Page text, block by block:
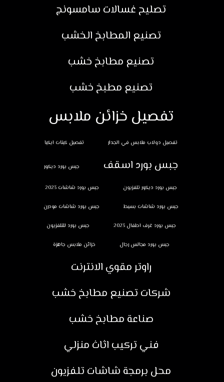
تصليح غسالات سامسونج
تصنيع المطابخ الخشب
تصنيع مطابخ خشب
تصنيع مطبخ خشب
تفصيل خزائن ملابس
تفصيل دولاب ملابس في الجدار تفصيل كبتات ايكيا
جبس بورد اسقف جبس بورد ديكور
جبس بورد ديكور تلفزيون جبس بورد شاشات 2023
جبس بورد شاشات بسيط جبس بورد شاشات مودرن
جبس بورد غرف اطفال 2023 جبس بورد للتلفزيون
جبس بورد مجالس رجال خزائن ملابس جاهزة
راوتر مقوي الانترنت
شركات تصنيع مطابخ خشب
صناعة مطابخ خشب
فني تركيب اثاث منزلي
محل برمجة شاشات تلفزيون